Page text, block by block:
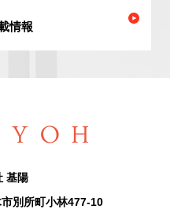
情報
基陽
別所町小林477-10